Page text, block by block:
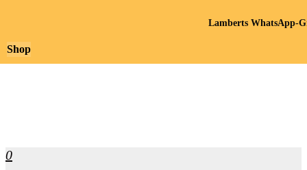
0
Shop
Lamberts WhatsApp-